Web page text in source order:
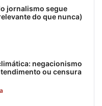
jornalismo segue
do que nunca)
negacionismo
ou censura